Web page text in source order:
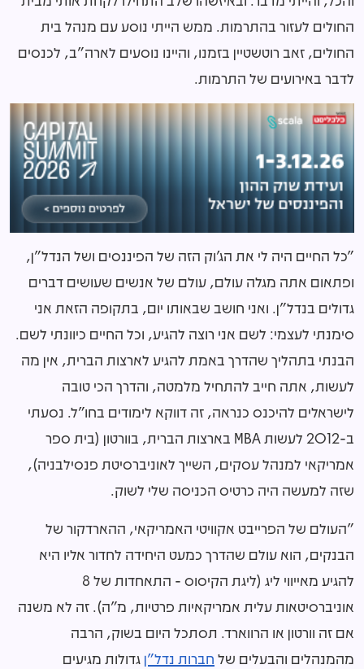
החולים לעזור בהתרמות. ממש הייתי נוסע עם מנהל בית
החולים, זאב רוטשטיין בזמנו, והיינו נוסעים לארה"ב, לכנסים
לדבר באירועים של התרמות.
"כל החיים היה לי את הג'וק הזה של הפיננסים ושל הנדל"ן,
ופתאום אתה מגלה עולם, עולם של אנשים שעושים דברים
גדולים בנדל"ן. ואני חושב שבאותו יום, בתקופה הזאת אני
סימנתי לעצמי: לשם אני רוצה להגיע, וכל החיים כיוונתי לשם.
הבנתי בתהליך שהדרך באמת להגיע לארצות הברית, אין מה
לעשות, אתה חייב להתחיל מלמטה, והדרך הכי טובה
לישראלים להיכנס כנראה, זה דווקא לימודים בחו"ל. נסעתי
ב-2012 לעשות
MBA בארצות הברית, בוורטון (בית ספר
אמריקאי למנהל עסקים, השייך לאוניברסיטת פנסילבניה),
שזה למעשה היה כרטיס הכניסה שלי לשוק.
"העולם של הפרייבט אקוויטי האמריקאי, ההארדקור של
הבנקים, הוא עולם שהדרך כמעט היחידה לחדור אליו היא
להגיע מאייווי ליג (ליגת הקיסוס - התאחדות של 8
אוניברסיטאות עלית אמריקאיות פרטיות, מ"ה). זה לא משנה
אם זה וורטון או הרווארד. תסתכל היום בשוק, הרבה
מהמנהלים והבעלים של חברות נדל"ן גדולות מגיעים